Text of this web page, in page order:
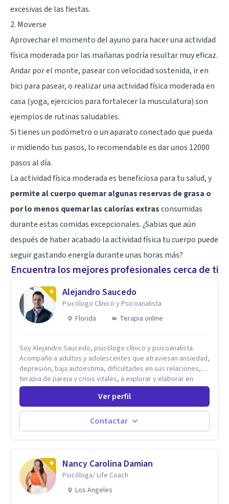
excesivas de las fiestas.
2. Moverse
Aprovechar el momento del ayuno para hacer una actividad
física moderada por las mañanas podría resultar muy eficaz.
Andar por el monte, pasear con velocidad sostenida, ir en
bici para pasear, o realizar una actividad física moderada en
casa (yoga, ejercicios para fortalecer la musculatura) son
ejemplos de rutinas saludables.
Si tienes un podómetro o un aparato conectado que pueda
ir midiendo tus pasos, lo recomendable es dar unos 12000
pasos al día.
La actividad física moderada es beneficiosa para tu salud, y
permite al cuerpo quemar algunas reservas de grasa o
por lo menos quemar las calorías extrasconsumidas
durante estas comidas excepcionales. ¿Sabias que aún
después de haber acabado la actividad física tu cuerpo puede
seguir gastando energía durante unas horas más?
Encuentra los mejores profesionales cerca de ti
Alejandro Saucedo
Psicólogo Clínico y Psicoanalista
Florida
Terapia online
Soy Alejandro Saucedo, psicólogo clínico y psicoanalista.
Acompaño a adultos y adolescentes que atraviesan ansiedad,
depresión, baja autoestima, dificultades en sus relaciones,
terapia de pareja y crisis vitales, a explorar y elaborar en
profundidad los conflictos internos que generan malestar en
autoconocimiento y análisis, es posible acceder a las
historias personales, elaborar las experiencias del pasado y
resignificarlas, liberando su influencia para construir un futuro
esta conversación abierta y del trabajo analítico conjunto, se
exploran las vivencias que aún condicionan el presente, se les
otorga un nuevo sentido y se transforma su impacto
emocional. De esta forma, los pacientes logran mayor
Ver perfil
Contactar
Nancy Carolina Damian
Psicóloga/ Life Coach
Los Angeles